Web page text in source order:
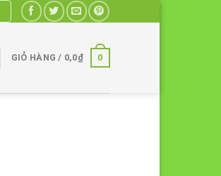
GIỎ HÀNG / 0,0₫ 0